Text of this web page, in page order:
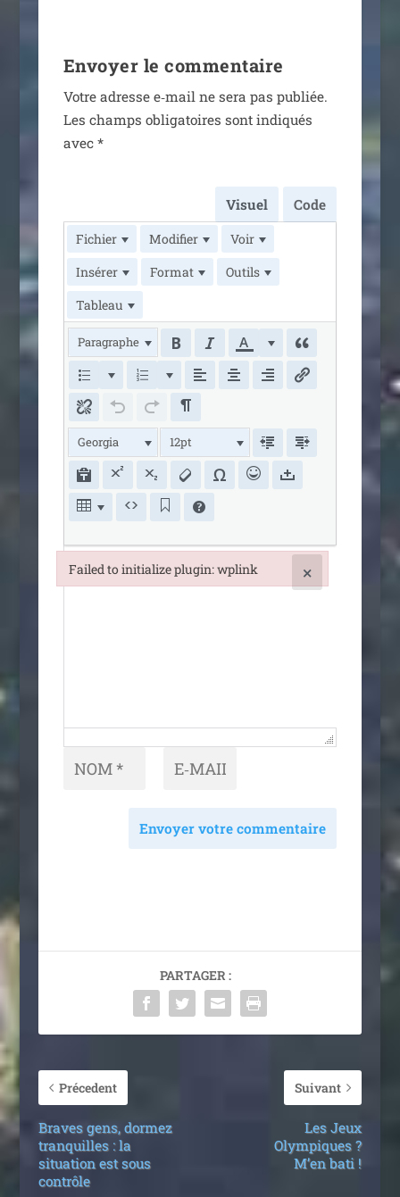
Envoyer le commentaire
Votre adresse e‑mail ne sera pas publiée.
Les champs obli­ga­toires sont indi­qués
avec *
Visuel Code
Fichier Modifier
Voir
Insérer
Format
Outils
Tableau
Paragraphe
Georgia 12pt
Envoyer votre commentaire
PARTAGER :
Précedent
Braves gens, dormez
tranquilles : la
situation est sous
contrôle
Suivant
Les Jeux
Olympiques ?
M’en bati !
Failed to initialize plugin: wplink ×
Failed to initialize plugin: wplink